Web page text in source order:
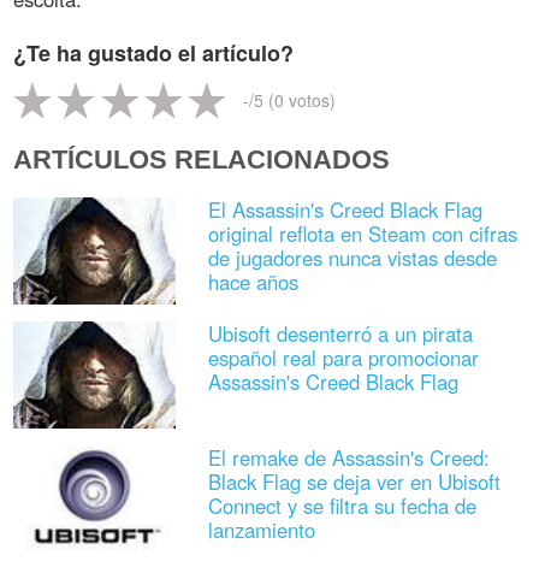
¿Te ha gustado el artículo?
-/5 (0 votos)
ARTÍCULOS RELACIONADOS
El Assassin's Creed Black Flag
original reflota en Steam con cifras
de jugadores nunca vistas desde
hace años
Ubisoft desenterró a un pirata
español real para promocionar
Assassin's Creed Black Flag
El remake de Assassin's Creed:
Black Flag se deja ver en Ubisoft
Connect y se filtra su fecha de
lanzamiento